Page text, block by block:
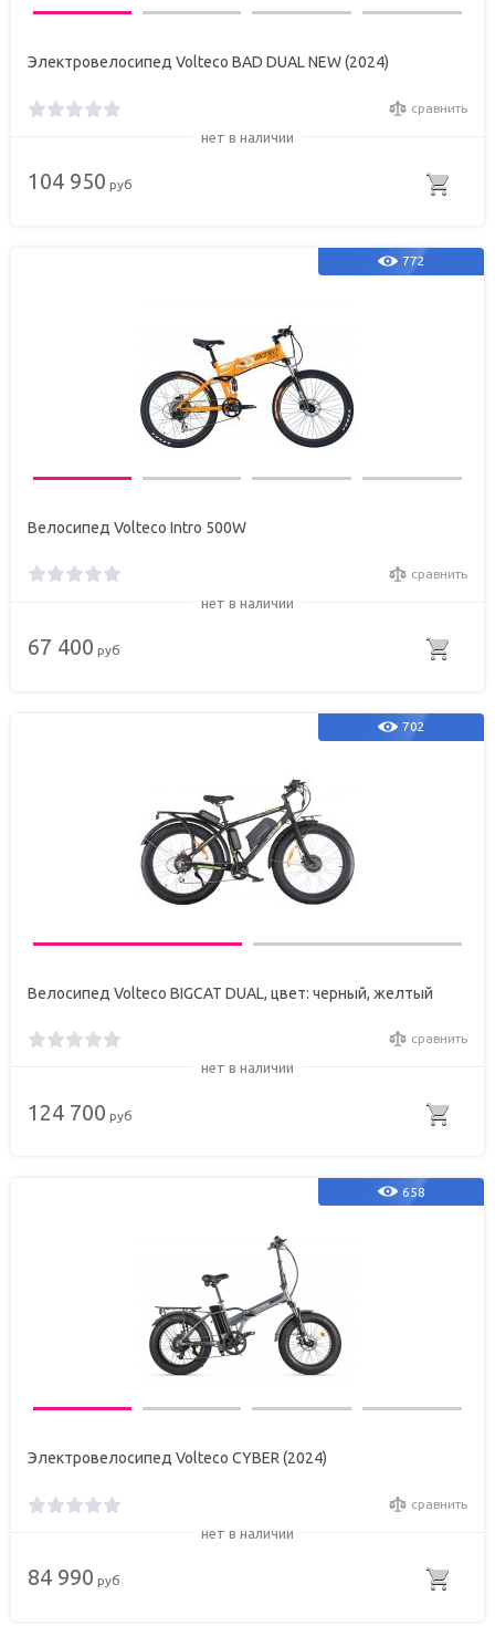
Электровелосипед Volteco BAD DUAL NEW (2024)
сравнить
нет в наличии
104 950 руб
772
Велосипед Volteco Intro 500W
сравнить
нет в наличии
67 400 руб
702
Велосипед Volteco BIGCAT DUAL, цвет: черный, желтый
сравнить
нет в наличии
124 700 руб
658
Электровелосипед Volteco CYBER (2024)
сравнить
нет в наличии
84 990 руб